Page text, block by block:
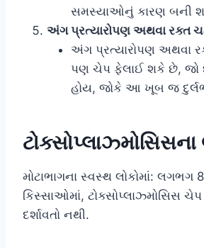
સમસ્યાઓનું કારણ બની
અંગ પ્રત્યારોપણ અથવા રક્ત
અંગ પ્રત્યારોપણ અથવા
પણ ચેપ ફેલાઈ શકે છે, જો
હોય, જોકે આ ખૂબ જ
ટોક્સોપ્લાઝ્મોસિસના
મોટાભાગના સ્વસ્થ લોકોમાં: લગભગ
કિસ્સાઓમાં, ટોક્સોપ્લાઝ્મોસિસ ચેપ
દર્શાવતો નથી.